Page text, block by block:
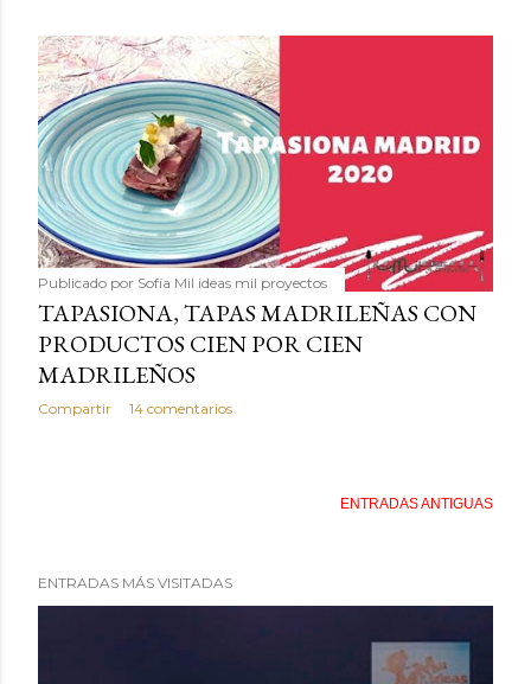
Publicado por Sofía Mil ideas mil proyectos
TAPASIONA, TAPAS MADRILEÑAS CON
PRODUCTOS CIEN POR CIEN
MADRILEÑOS
Compartir 14 comentarios
ENTRADAS ANTIGUAS
ENTRADAS MÁS VISITADAS